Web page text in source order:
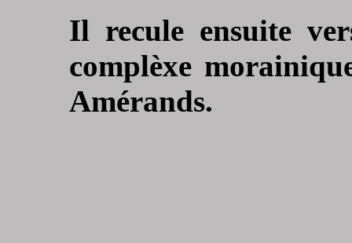
Il recule ensuite
complèxe
Amérands.